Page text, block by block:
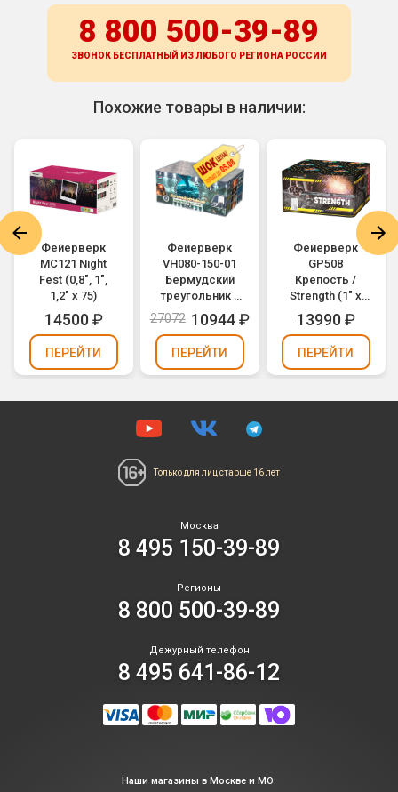
8 800 500-39-89
ЗВОНОК БЕСПЛАТНЫЙ ИЗ ЛЮБОГО РЕГИОНА РОССИИ
Похожие товары в наличии:
Фейерверк
MC121 Night
Fest (0,8", 1",
1,2" х 75)
14500₽
ПЕРЕЙТИ
Фейерверк
VH080-150-01
Бермудский
треугольник /
Bermudadriehoek
(0,8" х 150)
27072 10944₽
ПЕРЕЙТИ
Фейерверк
GP508
Крепость /
Strength (1" х
100)
13990₽
ПЕРЕЙТИ
Только для лицстарше 16 лет
Москва
8 495 150-39-89
Регионы
8 800 500-39-89
Дежурный телефон
8 495 641-86-12
Наши магазины в Москве и МО: